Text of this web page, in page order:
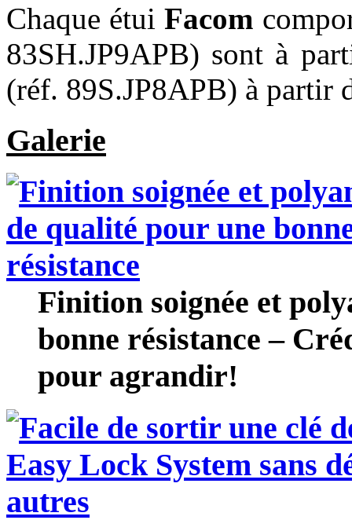
Chaque étuiFacom
83SH.JP9APB) sont à
(réf. 89S.JP8APB) à partir
Galerie
Finition soignée et
bonne résistance –
pour agrandir!